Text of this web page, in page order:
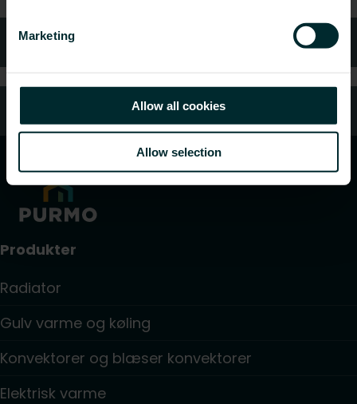
Marketing
Allow all cookies
Allow selection
Ofte stillede spørgsmål
Produkter
Radiator
Gulv varme og køling
Konvektorer og blæser konvektorer
Elektrisk varme